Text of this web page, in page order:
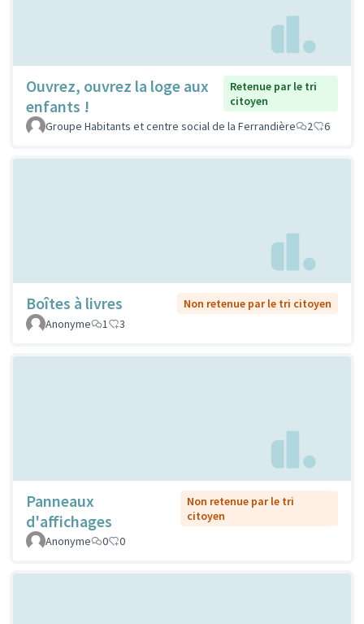
Ouvrez, ouvrez la loge aux
enfants !
Retenue par le tri
citoyen
Groupe Habitants et centre social de la Ferrandière
2 6
Boîtes à livres
Non retenue par le tri citoyen
Anonyme
1 3
Panneaux
d'affichages
Non retenue par le tri
citoyen
Anonyme
0 0